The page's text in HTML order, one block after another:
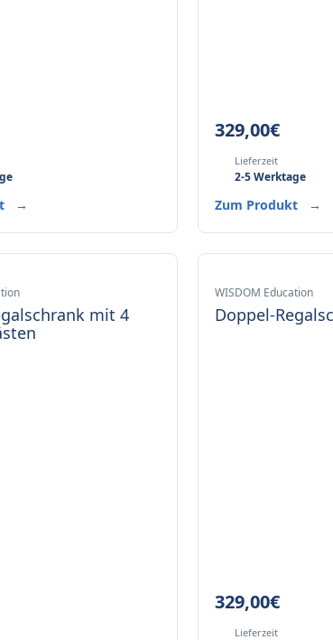
→
329,00€
Lieferzeit
2-5 Werktage
Zum Produkt →
mit 4
WISDOM Education
Doppel-
329,00€
Lieferzeit